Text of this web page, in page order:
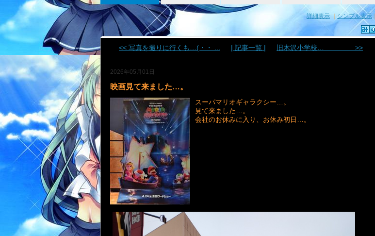
詳細表示｜ シンプル表示｜
<< 写真を撮りに行くも…(・・ ... | 記事一覧 | 旧木沢小学校… >>
2026年05月01日
映画見て来ました…。
スーパマリオギャラクシー…。
見て来ました…。
会社のお休みに入り、お休み初日…。